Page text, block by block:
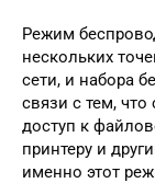
Режим
нескольких
сети, и набора
связи с тем,
доступ к
принтеру и
именно этот